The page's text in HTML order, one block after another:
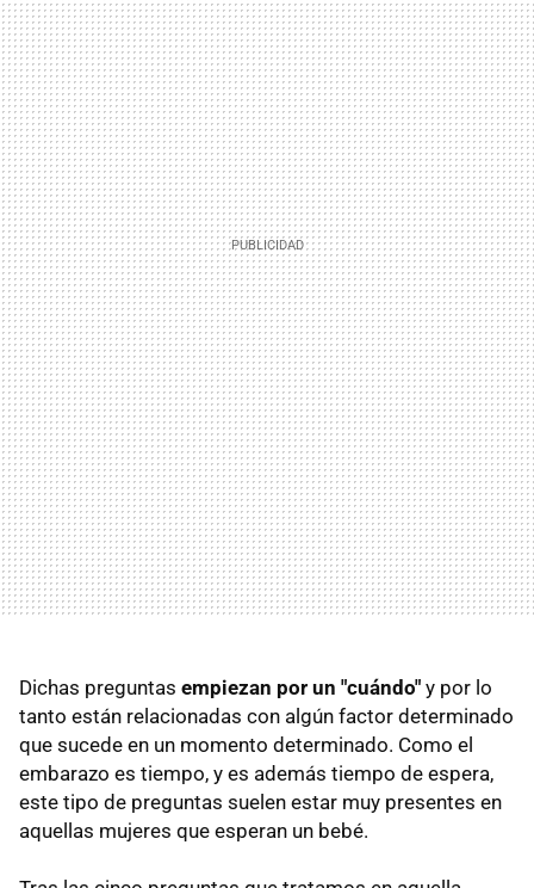
Dichas preguntas empiezan por un "cuándo" y por lo
tanto están relacionadas con algún factor determinado
que sucede en un momento determinado. Como el
embarazo es tiempo, y es además tiempo de espera,
este tipo de preguntas suelen estar muy presentes en
aquellas mujeres que esperan un bebé.